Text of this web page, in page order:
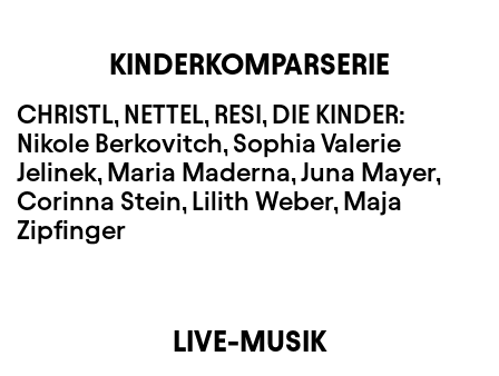
KINDERKOMPARSERIE
CHRISTL, NETTEL, RESI, DIE KINDER:
Nikole Berkovitch, Sophia Valerie
Jelinek, Maria Maderna, Juna Mayer,
Corinna Stein, Lilith Weber, Maja
Zipfinger
LIVE-MUSIK